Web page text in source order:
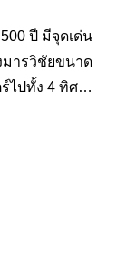
ปี มีจุดเด่น
ารวิชัยขนาด
ไปทั้ง 4 ทิศ
องกษัตริย์
ผู้ร่วมกัน